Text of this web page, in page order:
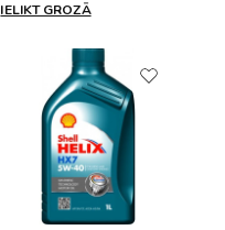
IELIKT GROZĀ